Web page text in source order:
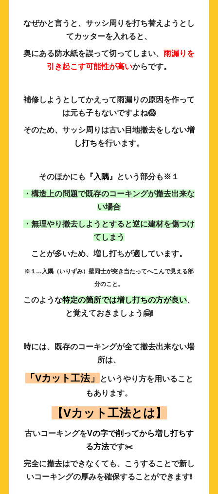
なぜかと言うと、サッシ周りを打ち替えようとし
てカッターを入れると、
奥にある防水紙を誤って切ってしまい、 雨漏りを
引き起こす可能性が高いからです。
補修しようとしてかえって雨漏りの原因を作って
は元も子もないですよね😱
そのため、サッシ周りは古い目地撤去をしない増
し打ちを行います。
そのほかにも 『入隅』 という部分も※１
・構造上の問題で既存のコーキングが撤去出来な
い場合
・無理やり撤去しようとすると逆に建材を傷つけ
てしまう
ことが多いため、増し打ちが適しています。
※１…入隅（いりずみ）壁同士が突き当たってへこんで見える部
分のこと。
このような特定の箇所では増し打ちの方が良い、
と覚えておきましょう🤗❕
時には、既存のコーキングが全て撤去出来ない場
所は、
「 Vカット工法」
というやり方を用いること
もあります。
【Vカット工法とは】
古いコーキングをVの字で削ってから増し打ちす
る方法です✂️
完全に撤去はできなくても、こうすることで新し
いコーキングの厚みを確保することができます❕